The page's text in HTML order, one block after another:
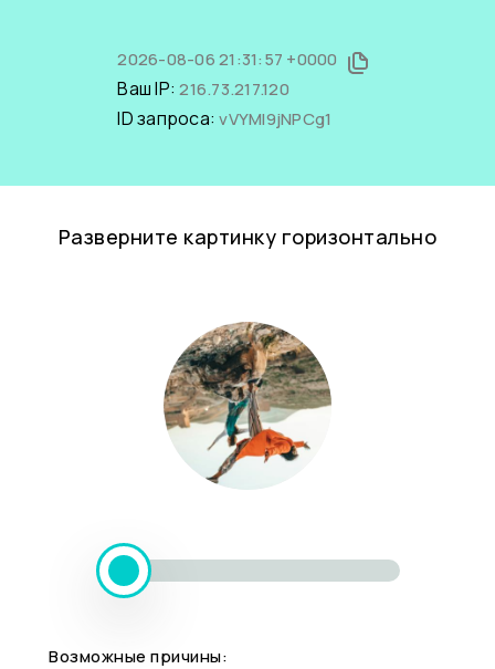
2026-08-06 21:31:57 +0000
Ваш IP:216.73.217.120
ID запроса:vVYMl9jNPCg1
Разверните картинку горизонтально
Возможные причины: